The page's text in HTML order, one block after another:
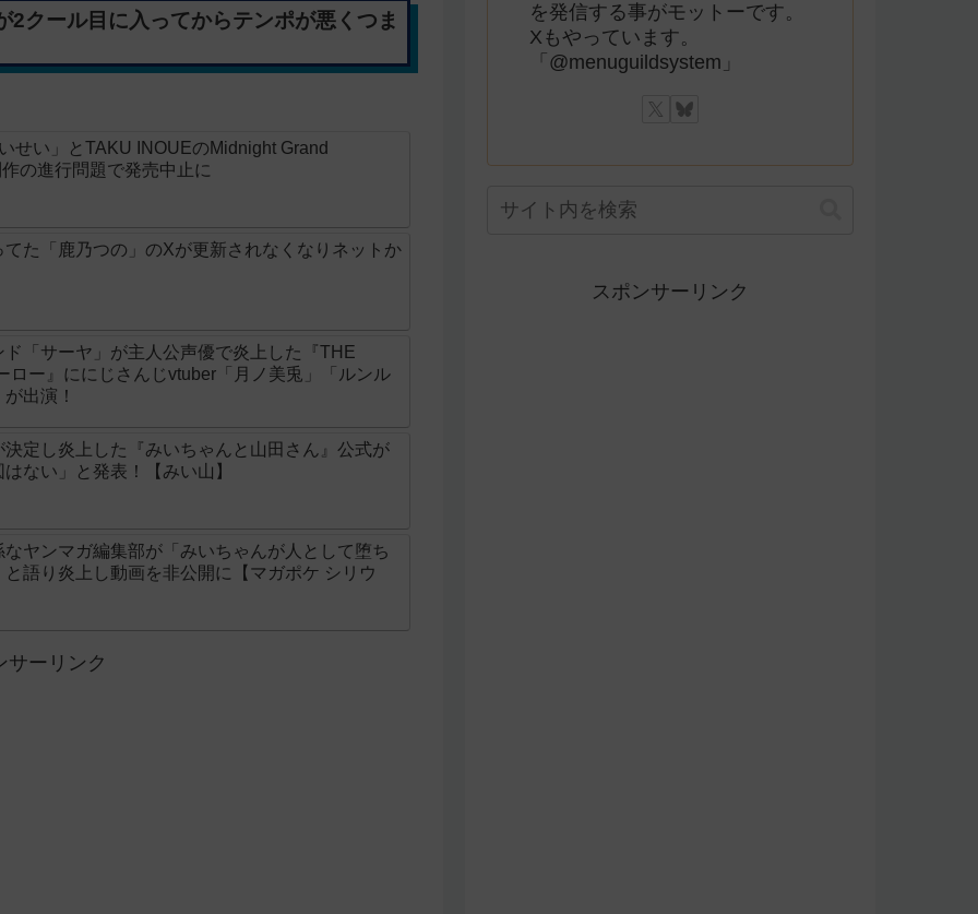
クール目に入ってからテンポが悪くつま
せい」とTAKU INOUEのMidnight Grand
の進行問題で発売中止に
た「鹿乃つの」のXが更新されなくなりネットか
「サーヤ」が主人公声優で炎上した『THE
ロー』ににじさんじvtuber「月ノ美兎」「ルンル
出演！
定し炎上した『みいちゃんと山田さん』公式が
ない」と発表！【みい山】
ヤンマガ編集部が「みいちゃんが人として堕ち
語り炎上し動画を非公開に【マガポケ シリウ
サーリンク
を発信する事がモットーです。
Xもやっています。
「@menuguildsystem」
スポンサーリンク